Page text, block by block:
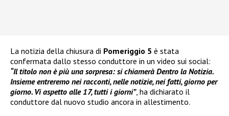
La notizia della chiusura di Pomeriggio 5 è stata
confermata dallo stesso conduttore in un video sui social:
“Il titolo non è più una sorpresa: si chiamerà Dentro la Notizia.
Insieme entreremo nei racconti, nelle notizie, nei fatti, giorno per
giorno. Vi aspetto alle 17, tutti i giorni”, ha dichiarato il
conduttore dal nuovo studio ancora in allestimento.